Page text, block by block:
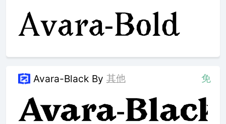
Avara-Black By 其他 免